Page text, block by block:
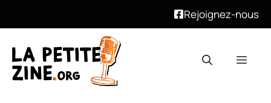
Rejoignez-nous
contenu